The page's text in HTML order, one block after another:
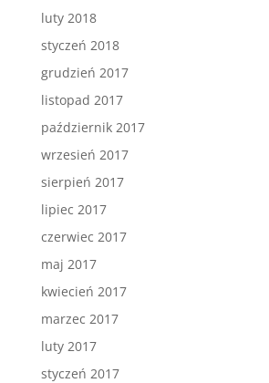
luty 2018
styczeń 2018
grudzień 2017
listopad 2017
październik 2017
wrzesień 2017
sierpień 2017
lipiec 2017
czerwiec 2017
maj 2017
kwiecień 2017
marzec 2017
luty 2017
styczeń 2017